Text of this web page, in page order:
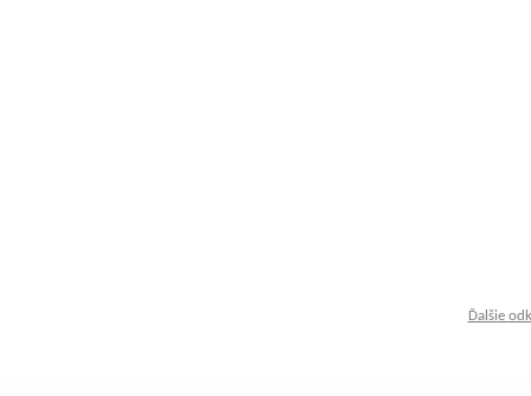
Ďalšie